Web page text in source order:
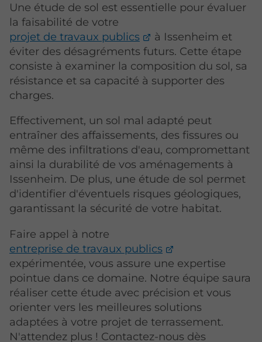
Une étude de sol est essentielle pour évaluer
la faisabilité de votre
projet de travaux publics
à Issenheim et
éviter des désagréments futurs. Cette étape
consiste à examiner la composition du sol, sa
résistance et sa capacité à supporter des
charges.
Effectivement, un sol mal adapté peut
entraîner des affaissements, des fissures ou
même des infiltrations d'eau, compromettant
ainsi la durabilité de vos aménagements à
Issenheim. De plus, une étude de sol permet
d'identifier d'éventuels risques géologiques,
garantissant la sécurité de votre habitat.
Faire appel à notre
entreprise de travaux publics
expérimentée, vous assure une expertise
pointue dans ce domaine. Notre équipe saura
réaliser cette étude avec précision et vous
orienter vers les meilleures solutions
adaptées à votre projet de terrassement.
N'attendez plus ! Contactez-nous dès